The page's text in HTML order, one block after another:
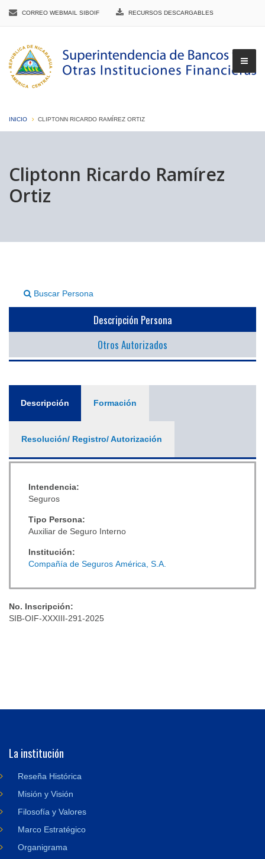
CORREO WEBMAIL SIBOIF RECURSOS DESCARGABLES
INICIO CLIPTONN RICARDO RAMÍREZ ORTIZ
Cliptonn Ricardo Ramírez
Ortiz
Buscar Persona
Descripción Persona
Otros Autorizados
Descripción (solapaFormación
Resolución/ Registro/ Autorización
Intendencia:
Seguros
Tipo Persona:
Auxiliar de Seguro Interno
Institución:
Compañía de Seguros América, S.A.
No. Inscripción:
SIB-OIF-XXXIII-291-2025
La institución
Reseña Histórica
Misión y Visión
Filosofía y Valores
Marco Estratégico
Organigrama